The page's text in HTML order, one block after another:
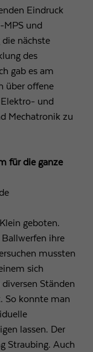
Eindruck
MPS und
nächste
des
gab es am
über offene
und
Mechatronik zu
für die ganze
geboten.
ihre
mussten
sich
Ständen
So konnte man
lassen. Der
Straubing. Auch